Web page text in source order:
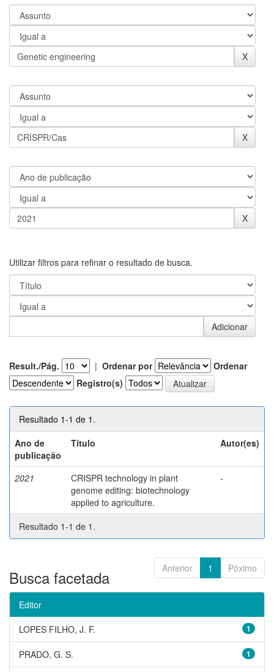
Utilizar filtros para refinar o resultado de busca.
Result./Pág. | Ordenar por
Ordenar
Registro(s)
Resultado 1-1 de 1.
Ano de
publicação
Título Autor(es)
2021
CRISPR technology in plant
genome editing: biotechnology
applied to agriculture.
-
Resultado 1-1 de 1.
Anterior 1 Póximo
Busca facetada
Editor
1
LOPES FILHO, J. F.
1
PRADO, G. S.